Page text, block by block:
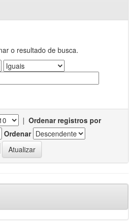
o resultado de busca.
| Ordenar registros por
Ordenar